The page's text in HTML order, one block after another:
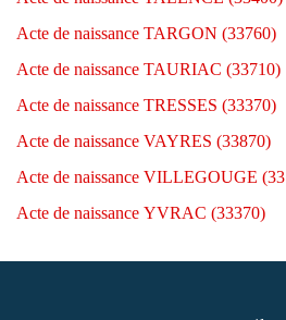
Acte de naissance TARGON (33760)
Acte de naissance TAURIAC (33710)
Acte de naissance TRESSES (33370)
Acte de naissance VAYRES (33870)
Acte de naissance VILLEGOUGE
Acte de naissance YVRAC (33370)